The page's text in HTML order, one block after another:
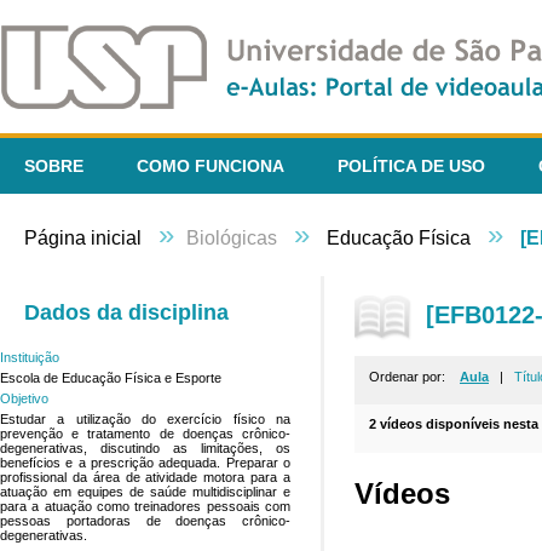
SOBRE COMO FUNCIONA POLÍTICA DE USO
Página inicial » Biológicas » Educação Física »
Dados da disciplina
Instituição
Escola de Educação Física e Esporte
Objetivo
Estudar a utilização do exercício físico na
prevenção e tratamento de doenças crônico-
degenerativas, discutindo as limitações, os
benefícios e a prescrição adequada. Preparar o
profissional da área de atividade motora para a
atuação em equipes de saúde multidisciplinar e
para a atuação como treinadores pessoais com
pessoas portadoras de doenças crônico-
degenerativas.
Ordenar por: Aula |
2 vídeos disponíveis
Vídeos